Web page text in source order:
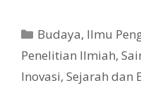
Kategori
Budaya, Ilmu
Penelitian Ilmiah,
Inovasi, Sejarah dan